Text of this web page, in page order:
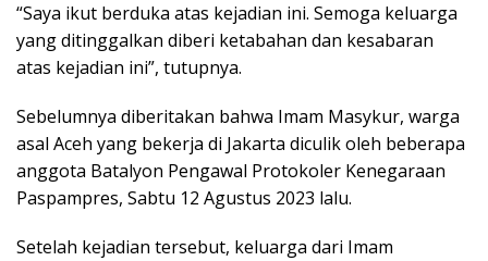
“Saya ikut berduka atas kejadian ini. Semoga keluarga
yang ditinggalkan diberi ketabahan dan kesabaran
atas kejadian ini”, tutupnya.
Sebelumnya diberitakan bahwa Imam Masykur, warga
asal Aceh yang bekerja di Jakarta diculik oleh beberapa
anggota Batalyon Pengawal Protokoler Kenegaraan
Paspampres, Sabtu 12 Agustus 2023 lalu.
Setelah kejadian tersebut, keluarga dari Imam